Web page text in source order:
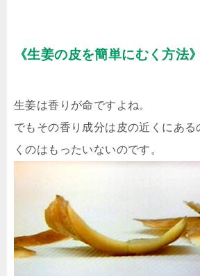
《生姜の皮を簡単にむく方法》
生姜は香りが命ですよね。
でもその香り成分は皮の近くにある
くのはもったいないのです。